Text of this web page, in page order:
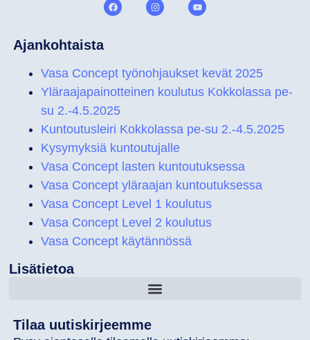
Ajankohtaista
Vasa Concept työnohjaukset kevät 2025
Yläraajapainotteinen koulutus Kokkolassa pe-
su 2.-4.5.2025
Kuntoutusleiri Kokkolassa pe-su 2.-4.5.2025
Kysymyksiä kuntoutujalle
Vasa Concept lasten kuntoutuksessa
Vasa Concept yläraajan kuntoutuksessa
Vasa Concept Level 1 koulutus
Vasa Concept Level 2 koulutus
Vasa Concept käytännössä
Lisätietoa
Tilaa uutiskirjeemme